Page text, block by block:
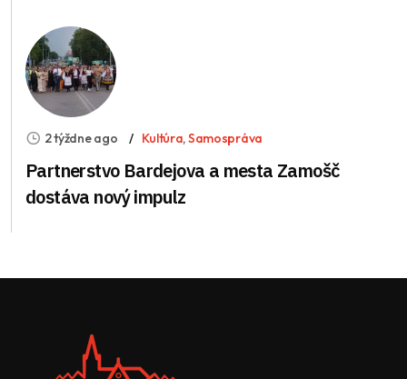
2 týždne ago Kultúra,Samospráva
Partnerstvo Bardejova a mesta Zamošč
dostáva nový impulz